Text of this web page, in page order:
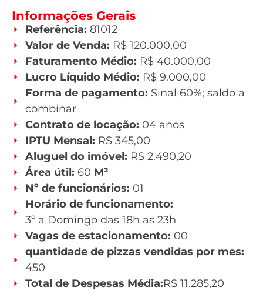
Informações Gerais
Referência: 81012
Valor de Venda: R$ 120.000,00
Faturamento Médio: R$ 40.000,00
Lucro Líquido Médio: R$ 9.000,00
Forma de pagamento: Sinal 60%; saldo a
combinar
Contrato de locação: 04 anos
IPTU Mensal: R$ 345,00
Aluguel do imóvel: R$ 2.490,20
Área útil: 60 M²
Nº de funcionários: 01
Horário de funcionamento:
3º a Domingo das 18h as 23h
Vagas de estacionamento: 00
quantidade de pizzas vendidas por mes:
450
Total de Despesas Média:R$ 11.285,20